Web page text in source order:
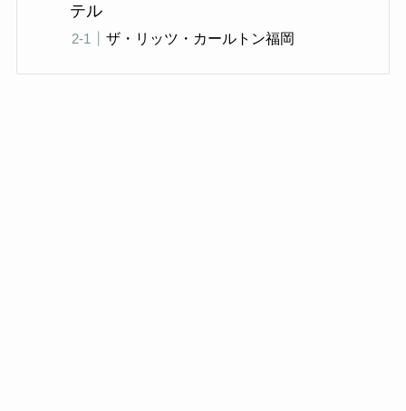
テル
ザ・リッツ・カールトン福岡